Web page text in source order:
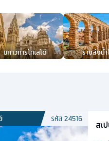
มหาวิหารโทเลโด้ รางส่งน้
รหัส24516
สเ